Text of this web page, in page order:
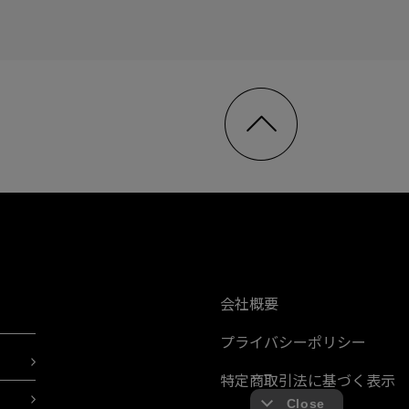
会社概要
プライバシーポリシー
特定商取引法に基づく表示